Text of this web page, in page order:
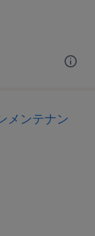
メンテナン